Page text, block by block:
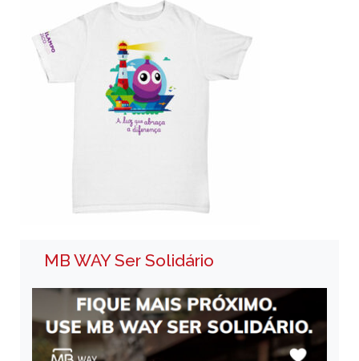
MB WAY Ser Solidário